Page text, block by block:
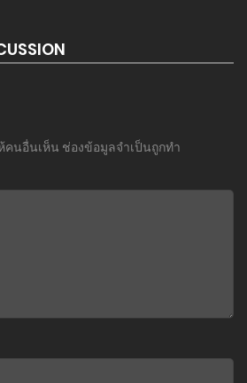
คนอื่นเห็น ช่องข้อมูลจำเป็นถูกทำ